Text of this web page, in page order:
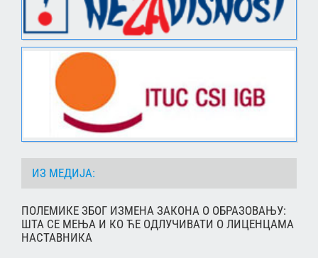
ИЗ МЕДИЈА:
ПОЛЕМИКЕ ЗБОГ ИЗМЕНА ЗАКОНА О ОБРАЗОВАЊУ:
ШТА СЕ МЕЊА И КО ЋЕ ОДЛУЧИВАТИ О ЛИЦЕНЦАМА
НАСТАВНИКА